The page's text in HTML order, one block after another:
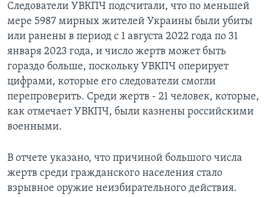
Следователи УВКПЧ подсчитали, что по меньшей
мере 5987 мирных жителей Украины были убиты
или ранены в период с 1 августа 2022 года по 31
января 2023 года, и число жертв может быть
гораздо больше, поскольку УВКПЧ оперирует
цифрами, которые его следователи смогли
перепроверить. Среди жертв - 21 человек, которые,
как отмечает УВКПЧ, были казнены российскими
военными.
В отчете указано, что причиной большого числа
жертв среди гражданского населения стало
взрывное оружие неизбирательного действия.